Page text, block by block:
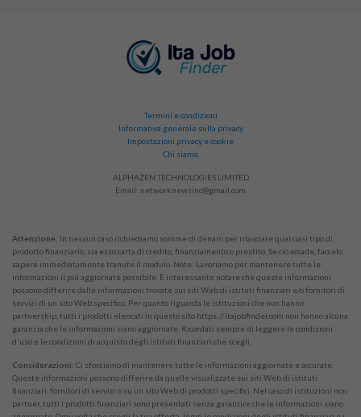
Termini e condizioni
Informativa generale sulla privacy
Impostazioni privacy e cookie
Chi siamo
ALPHAZEN TECHNOLOGIES LIMITED
Email: networknewsinc@gmail.com
Attenzione: In nessun caso richiediamo somme di denaro per rilasciare qualsiasi tipo di
prodotto finanziario, sia esso carta di credito, finanziamento o prestito. Se ciò accade, faccelo
sapere immediatamente tramite il modulo. Note: Lavoriamo per mantenere tutte le
informazioni il più aggiornate possibile. È interessante notare che queste informazioni
possono differire dalle informazioni trovate sui siti Web di istituti finanziari e/o fornitori di
servizi di un sito Web specifico. Per quanto riguarda le istituzioni che non hanno
partnership, tutti i prodotti elencati in questo sito https://itajobfinder.com non hanno alcuna
garanzia che le informazioni siano aggiornate. Ricordati sempre di leggere le condizioni
d'uso e le condizioni di acquisto degli istituti finanziari che scegli.
Considerazioni: Ci sforziamo di mantenere tutte le informazioni aggiornate e accurate.
Queste informazioni possono differire da quelle visualizzate sui siti Web di istituti
finanziari, fornitori di servizi o su un sito Web di prodotti specifici. Nel caso di istituzioni non
partner, tutti i prodotti finanziari sono presentati senza garantire che le informazioni siano